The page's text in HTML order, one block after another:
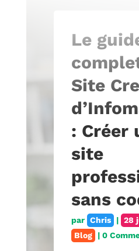
Le
Site
: Créer
site
sans
par Chris | 28
Blog
| 0